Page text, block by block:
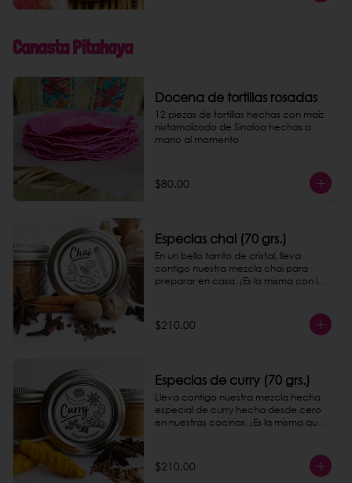
Canasta Pitahaya
Docena de tortillas rosadas
12 piezas de tortillas hechas con maíz
nixtamalizado de Sinaloa hechas a
mano al momento.
$80.00
Especias chai (70 grs.)
En un bello tarrito de cristal, lleva
contigo nuestra mezcla chai para
preparar en casa. ¡Es la misma con la
$210.00
Especias de curry (70 grs.)
Lleva contigo nuestra mezcla hecha
especial de curry hecha desde cero
en nuestras cocinas. ¡Es la misma que
$210.00